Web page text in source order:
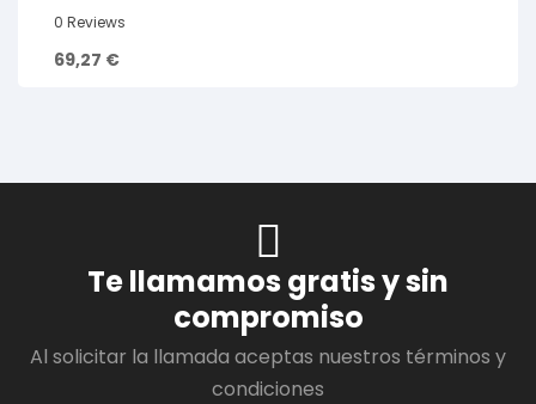
0 Reviews
69,27 €
Te llamamos gratis y sin
compromiso
Al solicitar la llamada aceptas nuestros términos y
condiciones